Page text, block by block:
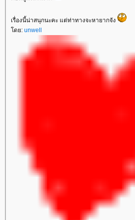
เรื่องนี้น่าสนุกนะคะ แต่ท่าทางจะหายากจัง
ดย: unwell